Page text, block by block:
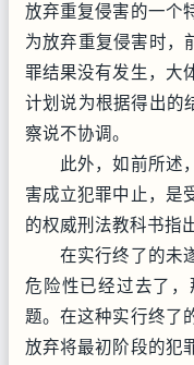
放弃重复侵害的一个
为放弃重复侵害时，
罪结果没有发生，大
计划说为根据得出的
察说不协调。
此外，如前所述，
害成立犯罪中止，是
的权威刑法教科书指出
在实行终了的未遂
危险性已经过去了
题。在这种实行终了
放弃将最初阶段的犯